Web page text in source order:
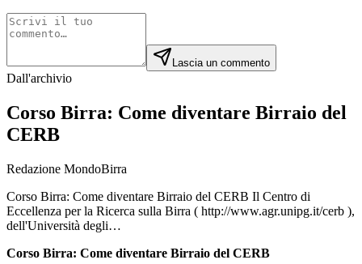
Lascia un commento
Dall'archivio
Corso Birra: Come diventare Birraio del
CERB
Redazione MondoBirra
Corso Birra: Come diventare Birraio del CERB Il Centro di
Eccellenza per la Ricerca sulla Birra ( http://www.agr.unipg.it/cerb ),
dell'Università degli…
Corso Birra: Come diventare Birraio del CERB